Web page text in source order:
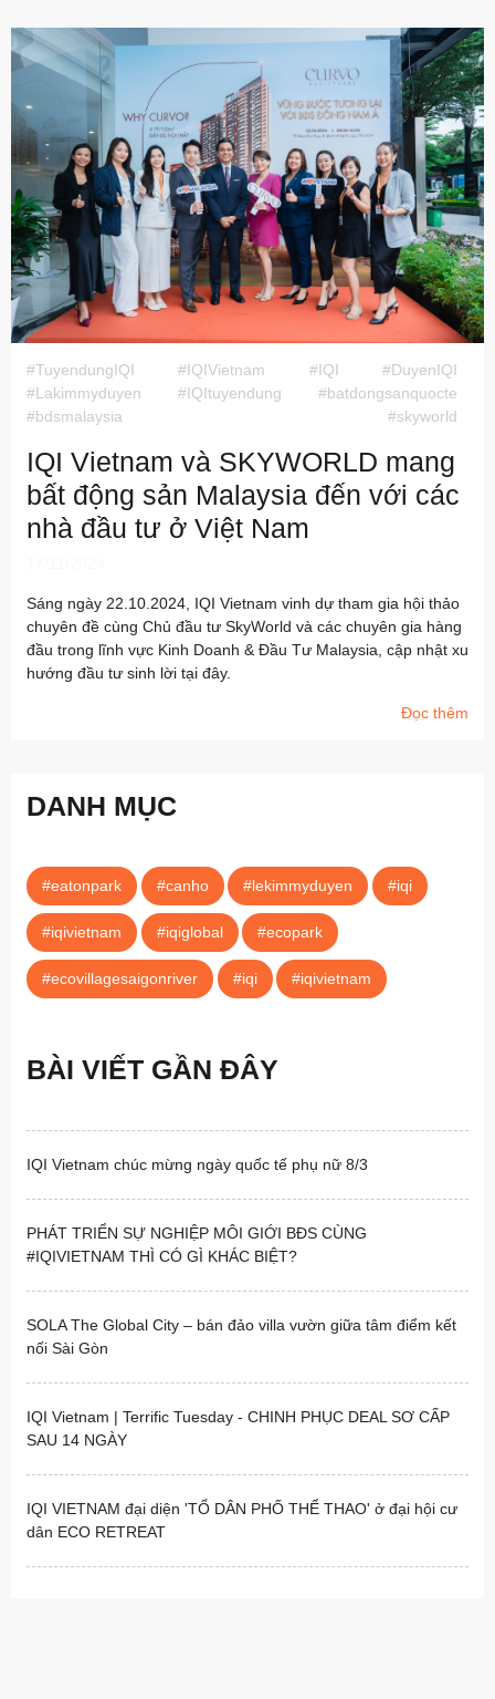
#TuyendungIQI #IQIVietnam #IQI
#DuyenIQI
#Lakimmyduyen
#IQItuyendung
#batdongsanquocte
#bdsmalaysia
#skyworld
IQI Vietnam và SKYWORLD mang
bất động sản Malaysia đến với các
nhà đầu tư ở Việt Nam
Sáng ngày 22.10.2024, IQI Vietnam vinh dự tham gia hội thảo
chuyên đề cùng Chủ đầu tư SkyWorld và các chuyên gia hàng
đầu trong lĩnh vực Kinh Doanh & Đầu Tư Malaysia, cập nhật xu
hướng đầu tư sinh lời tại đây.
Đọc thêm
DANH MỤC
#eatonpark #canho #lekimmyduyen #iqi
#iqivietnam #iqiglobal #ecopark
#ecovillagesaigonriver #iqi #iqivietnam
BÀI VIẾT GẦN ĐÂY
IQI Vietnam chúc mừng ngày quốc tế phụ nữ 8/3
PHÁT TRIỂN SỰ NGHIỆP MÔI GIỚI BĐS CÙNG
#IQIVIETNAM THÌ CÓ GÌ KHÁC BIỆT?
SOLA The Global City – bán đảo villa vườn giữa tâm điểm kết
nối Sài Gòn
IQI Vietnam | Terrific Tuesday - CHINH PHỤC DEAL SƠ CẤP
SAU 14 NGÀY
IQI VIETNAM đại diện 'TỔ DÂN PHỐ THỂ THAO' ở đại hội cư
dân ECO RETREAT